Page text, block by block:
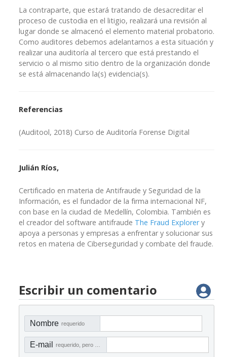
La contraparte, que estará tratando de desacreditar el
proceso de custodia en el litigio, realizará una revisión al
lugar donde se almacenó el elemento material probatorio.
Como auditores debemos adelantarnos a esta situación y
realizar una auditoría al tercero que está prestando el
servicio o al mismo sitio dentro de la organización donde
se está almacenando la(s) evidencia(s).
Referencias
(Auditool, 2018) Curso de Auditoría Forense Digital
Julián Ríos,
Certificado en materia de Antifraude y Seguridad de la
Información, es el fundador de la firma internacional NF,
con base en la ciudad de Medellín, Colombia. También es
el creador del software antifraude The Fraud Explorery
apoya a personas y empresas a enfrentar y solucionar sus
retos en materia de Ciberseguridad y combate del fraude.
Escribir un comentario
Nombre requerido
E-mail